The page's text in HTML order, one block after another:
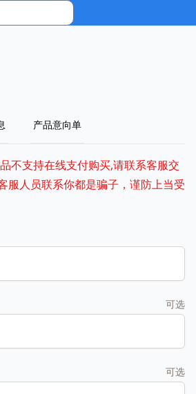
产品意向单
不支持在线支付购买,请联系客服交
服人员联系你都是骗子，谨防上当受
可选
可选